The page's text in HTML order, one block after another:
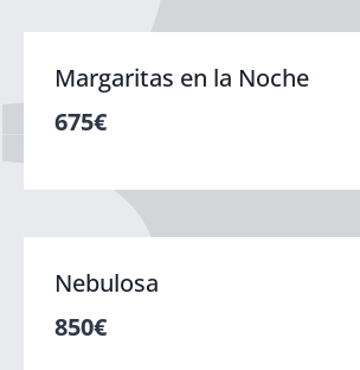
Margaritas en la Noche
675€
Nebulosa
850€